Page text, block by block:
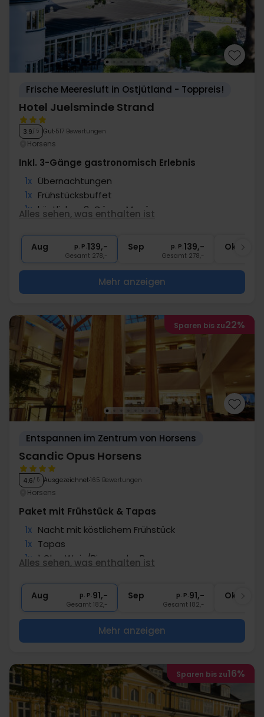
Frische Meeresluft in Ostjütland - Toppreis!
Hotel Juelsminde Strand
3.9/ 5 Gut 517 Bewertungen
Horsens
Inkl. 3-Gänge gastronomisch Erlebnis
1x Übernachtungen
1x Frühstücksbuffet
1x köstliches 3-Gänge Menü
∞ Gratis Internet und Parken
Alles sehen, was enthalten ist
Aug p. P.139,-
Gesamt 278,-
Sep p. P.139,-
Gesamt 278,-
Okt
Mehr anzeigen
Sparen bis zu22%
Entspannen im Zentrum von Horsens
Scandic Opus Horsens
4.6/ 5 Ausgezeichnet 165 Bewertungen
Horsens
Paket mit Frühstück & Tapas
1x Nacht mit köstlichem Frühstück
1x Tapas
1x 1 Glas Wein/Bier an der Bar
∞ Gratis Parken
Alles sehen, was enthalten ist
Aug p. P.91,-
Gesamt 182,-
Sep p. P.91,-
Gesamt 182,-
Okt
Mehr anzeigen
Sparen bis zu16%